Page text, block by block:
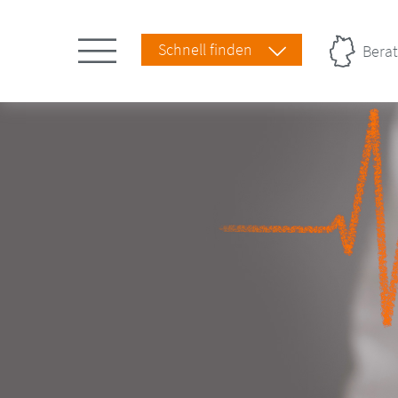
Schnell finden